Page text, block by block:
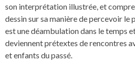
son interprétation illustrée, et
dessin sur sa manière de percevoir le
est une déambulation dans le temps
deviennent prétextes de rencontres
et enfants du passé.